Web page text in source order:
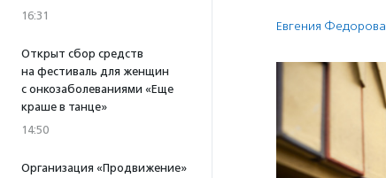
16:31
Открыт сбор средств
на фестиваль для женщин
с онкозаболеваниями «Еще
краше в танце»
14:50
Организация «Продвижение»
Евгения Федорова